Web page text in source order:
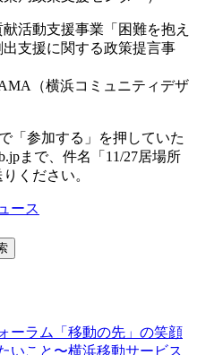
活動支援事業「困難を抱え
支援に関する政策提言事
（横浜コミュニティデザ
「参加する」を押していた
jpまで、件名「11/27居場所
ください。
ース
ーラム「移動の先」の笑顔
いこと〜横浜移動サービス